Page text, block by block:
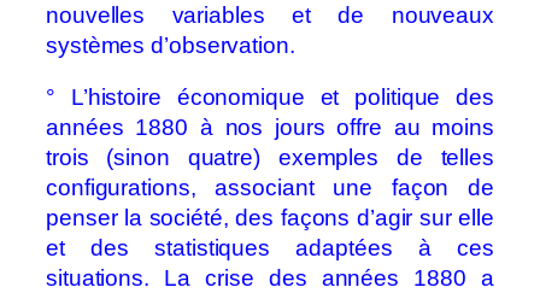
nouvelles variables et de nouveaux
systèmes d’observation.
° L’histoire économique et politique des
années 1880 à nos jours offre au moins
trois (sinon quatre) exemples de telles
configurations, associant une façon de
penser la société, des façons d’agir sur elle
et des statistiques adaptées à ces
situations. La crise des années 1880 a